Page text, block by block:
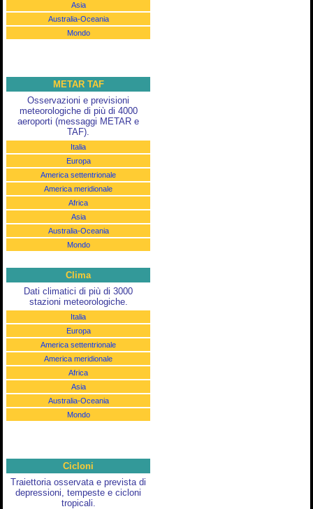
Asia
Australia-Oceania
Mondo
METAR TAF
Osservazioni e previsioni
meteorologiche di più di 4000
aeroporti (messaggi METAR e
TAF).
Italia
Europa
America settentrionale
America meridionale
Africa
Asia
Australia-Oceania
Mondo
Clima
Dati climatici di più di 3000
stazioni meteorologiche.
Italia
Europa
America settentrionale
America meridionale
Africa
Asia
Australia-Oceania
Mondo
Cicloni
Traiettoria osservata e prevista di
depressioni, tempeste e cicloni
tropicali.